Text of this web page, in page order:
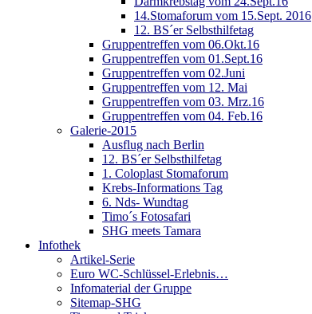
14.Stomaforum vom 15.Sept. 2016
12. BS´er Selbsthilfetag
Gruppentreffen vom 06.Okt.16
Gruppentreffen vom 01.Sept.16
Gruppentreffen vom 02.Juni
Gruppentreffen vom 12. Mai
Gruppentreffen vom 03. Mrz.16
Gruppentreffen vom 04. Feb.16
Galerie-2015
Ausflug nach Berlin
12. BS´er Selbsthilfetag
1. Coloplast Stomaforum
Krebs-Informations Tag
6. Nds- Wundtag
Timo´s Fotosafari
SHG meets Tamara
Infothek
Artikel-Serie
Euro WC-Schlüssel-Erlebnis…
Infomaterial der Gruppe
Sitemap-SHG